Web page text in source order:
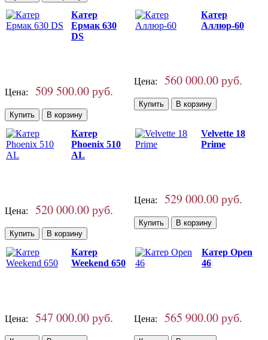
Катер
Ермак 630
DS
Цена: 509 500.00 руб.
Катер
Аллюр-60
Цена: 560 000.00 руб.
Катер
Phoenix 510
AL
Цена: 520 000.00 руб.
Velvette 18
Prime
Цена: 529 000.00 руб.
Катер
Weekend 650
Цена: 547 000.00 руб.
Катер Open
46
Цена: 565 900.00 руб.